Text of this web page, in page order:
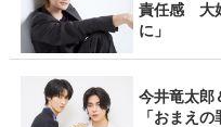
責任感 大
に」
今井竜太
「おまえ